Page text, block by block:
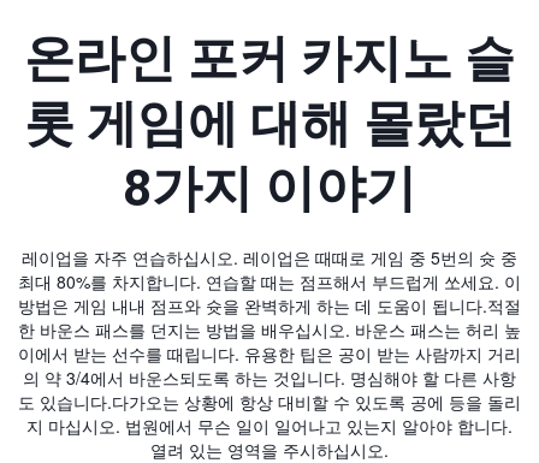
온라인 포커 카지노 슬
롯 게임에 대해 몰랐던
8가지 이야기
레이업을 자주 연습하십시오. 레이업은 때때로 게임 중 5번의 슛 중
최대 80%를 차지합니다. 연습할 때는 점프해서 부드럽게 쏘세요. 이
방법은 게임 내내 점프와 슛을 완벽하게 하는 데 도움이 됩니다.적절
한 바운스 패스를 던지는 방법을 배우십시오. 바운스 패스는 허리 높
이에서 받는 선수를 때립니다. 유용한 팁은 공이 받는 사람까지 거리
의 약 3/4에서 바운스되도록 하는 것입니다. 명심해야 할 다른 사항
도 있습니다.다가오는 상황에 항상 대비할 수 있도록 공에 등을 돌리
지 마십시오. 법원에서 무슨 일이 일어나고 있는지 알아야 합니다.
열려 있는 영역을 주시하십시오.